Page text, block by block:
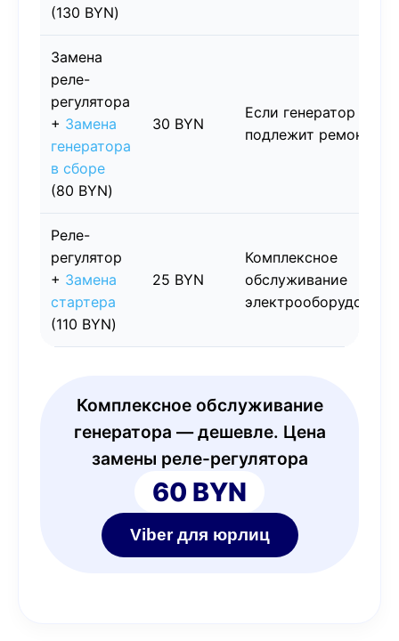
(130 BYN)
Замена
реле-
регулятора
+ Замена
генератора
в сборе
(80 BYN)
30 BYN
Если генератор не
подлежит ремонту
Реле-
регулятор
+ Замена
стартера
(110 BYN)
25 BYN
Комплексное
обслуживание
Комплексное обслуживание
генератора — дешевле. Цена
замены реле-регулятора
60 BYN
Viber для юрлиц